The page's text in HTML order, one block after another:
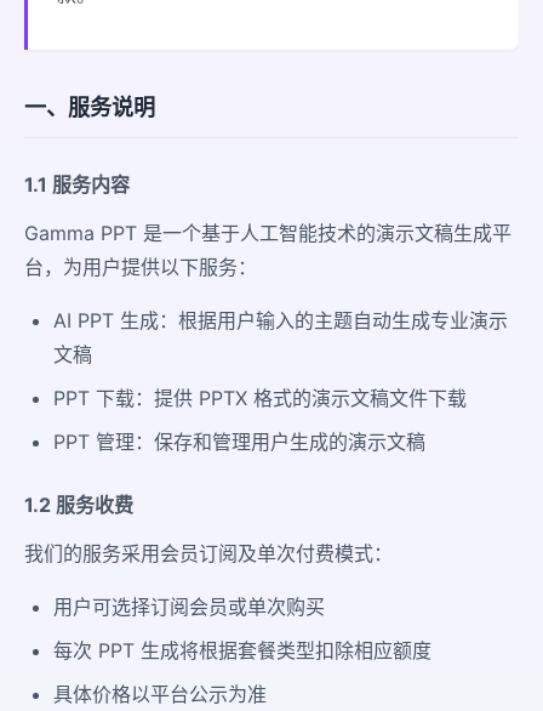
一、服务说明
1.1 服务内容
Gamma PPT 是一个基于人工智能技术的演示文稿生成平
台，为用户提供以下服务：
AI PPT 生成：根据用户输入的主题自动生成专业演示
文稿
PPT 下载：提供 PPTX 格式的演示文稿文件下载
PPT 管理：保存和管理用户生成的演示文稿
1.2 服务收费
我们的服务采用会员订阅及单次付费模式：
用户可选择订阅会员或单次购买
每次 PPT 生成将根据套餐类型扣除相应额度
具体价格以平台公示为准